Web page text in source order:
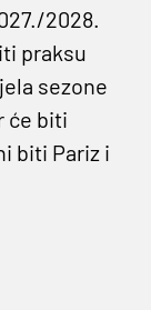
2028.
praksu
sezone
će biti
biti Pariz i